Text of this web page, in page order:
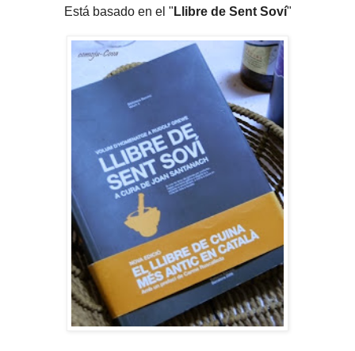
Está basado en el " Llibre de Sent Soví"